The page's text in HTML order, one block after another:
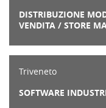
DISTRIBUZIONE
VENDITA / STORE
Triveneto
SOFTWARE